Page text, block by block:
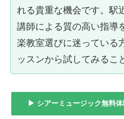
れる貴重な機会です。駅
講師による質の高い指導
楽教室選びに迷っている
ッスンから試してみるこ
▶ シアーミュージック無料